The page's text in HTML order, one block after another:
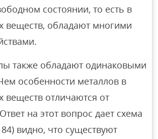
состоянии, то есть в
веществ, обладают многими
также обладают одинаковыми
особенности металлов в
веществ отличаются от
на этот вопрос дает схема
видно, что существуют